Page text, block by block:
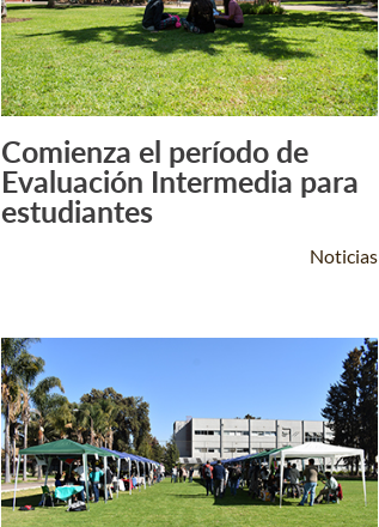
Leer Más +
Comienza el período de
Evaluación Intermedia para
estudiantes
Noticias